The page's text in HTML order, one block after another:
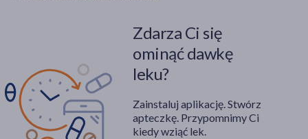
Zdarza Ci się
ominąć dawkę
leku?
Zainstaluj aplikację. Stwórz
apteczkę. Przypomnimy Ci
kiedy wziąć lek.